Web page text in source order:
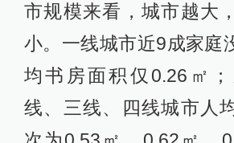
市规模来看，城市越大
小。一线城市近9成家庭
均书房面积仅0.26㎡
线、三线、四线城市人